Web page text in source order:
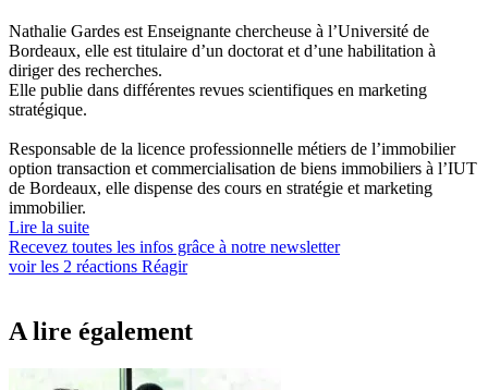
Nathalie Gardes est Enseignante chercheuse à l’Université de
Bordeaux, elle est titulaire d’un doctorat et d’une habilitation à
diriger des recherches.
Elle publie dans différentes revues scientifiques en marketing
stratégique.
Responsable de la licence professionnelle métiers de l’immobilier
option transaction et commercialisation de biens immobiliers à l’IUT
de Bordeaux, elle dispense des cours en stratégie et marketing
immobilier.
Lire la suite
Recevez toutes les infos grâce à notre newsletter
voir les 2 réactions Réagir
A lire également